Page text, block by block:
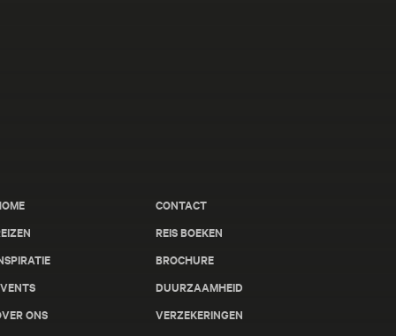
ONS
CONTACT
REIS BOEKEN
BROCHURE
DUURZAAMHEID
VERZEKERINGEN